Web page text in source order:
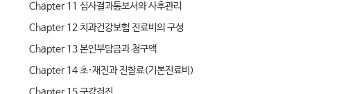
Chapter 11 심사결과통보서와 사후관리
Chapter 12 치과건강보험 진료비의 구성
Chapter 13 본인부담금과 청구액
Chapter 14 초·재진과 진찰료(기본진료비)